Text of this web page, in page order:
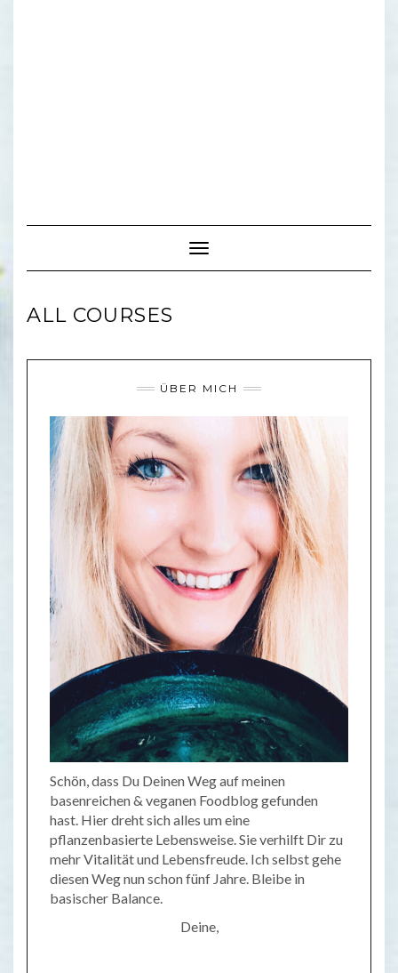
Toggle Navigation
ALL COURSES
ÜBER MICH
Schön, dass Du Deinen Weg auf meinen
basenreichen & veganen Foodblog gefunden
hast. Hier dreht sich alles um eine
pflanzenbasierte Lebensweise. Sie verhilft Dir zu
mehr Vitalität und Lebensfreude. Ich selbst gehe
diesen Weg nun schon fünf Jahre. Bleibe in
basischer Balance.
Deine,